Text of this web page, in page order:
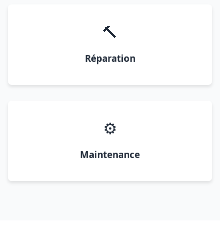
🔨
Réparation
⚙️
Maintenance